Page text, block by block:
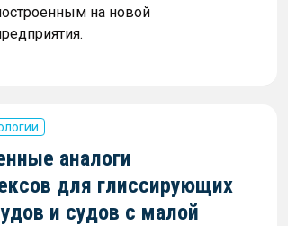
на новой
аналоги
для глиссирующих
и судов с малой